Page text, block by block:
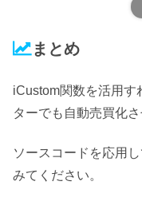
まとめ
iCustom関数を活用す
ターでも自動売買化
ソースコードを応用
みてください。